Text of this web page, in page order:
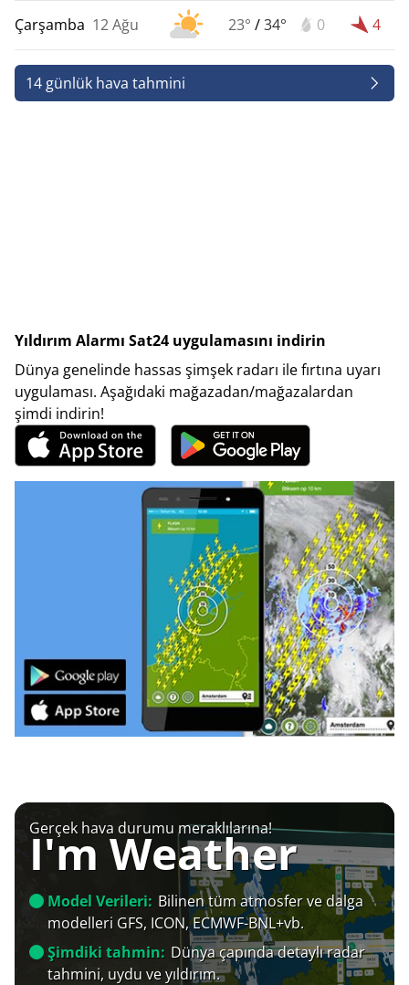
Çarşamba 12 Ağu 23° /34° 0 4
14 günlük hava tahmini
Yıldırım Alarmı Sat24 uygulamasını indirin
Dünya genelinde hassas şimşek radarı ile fırtına uyarı
uygulaması. Aşağıdaki mağazadan/mağazalardan
şimdi indirin!
Gerçek hava durumu meraklılarına!
I'm Weather
Model Verileri: Bilinen tüm atmosfer ve dalga
modelleri GFS, ICON, ECMWF-BNL+vb.
Şimdiki tahmin: Dünya çapında detaylı radar
tahmini, uydu ve yıldırım.